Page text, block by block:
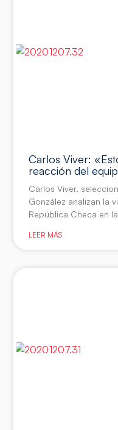
Carlos Viver:
reacción del
Carlos Viver,
González analizan la
República Checa en
LEER MÁS